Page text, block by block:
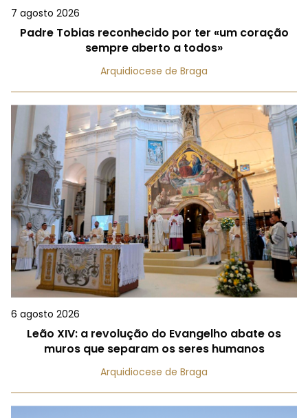
7 agosto 2026
Padre Tobias reconhecido por ter «um coração
sempre aberto a todos»
Arquidiocese de Braga
6 agosto 2026
Leão XIV: a revolução do Evangelho abate os
muros que separam os seres humanos
Arquidiocese de Braga